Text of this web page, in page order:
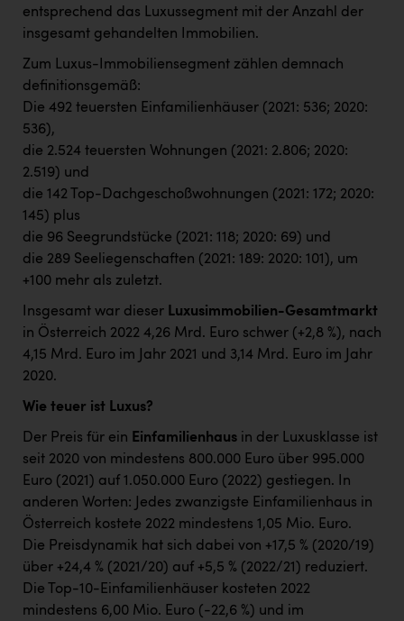
entsprechend das Luxussegment mit der Anzahl der
insgesamt gehandelten Immobilien.
Zum Luxus-Immobiliensegment zählen demnach
definitionsgemäß:
Die 492 teuersten Einfamilienhäuser (2021: 536; 2020:
536),
die 2.524 teuersten Wohnungen (2021: 2.806; 2020:
2.519) und
die 142 Top-Dachgeschoßwohnungen (2021: 172; 2020:
145) plus
die 96 Seegrundstücke (2021: 118; 2020: 69) und
die 289 Seeliegenschaften (2021: 189: 2020: 101), um
+100 mehr als zuletzt.
Insgesamt war dieser Luxusimmobilien-Gesamtmarkt
in Österreich 2022 4,26 Mrd. Euro schwer (+2,8 %), nach
4,15 Mrd. Euro im Jahr 2021 und 3,14 Mrd. Euro im Jahr
2020.
Wie teuer ist Luxus?
Der Preis für ein Einfamilienhaus in der Luxusklasse ist
seit 2020 von mindestens 800.000 Euro über 995.000
Euro (2021) auf 1.050.000 Euro (2022) gestiegen. In
anderen Worten: Jedes zwanzigste Einfamilienhaus in
Österreich kostete 2022 mindestens 1,05 Mio. Euro.
Die Preisdynamik hat sich dabei von +17,5 % (2020/19)
über +24,4 % (2021/20) auf +5,5 % (2022/21) reduziert.
Die Top-10-Einfamilienhäuser kosteten 2022
mindestens 6,00 Mio. Euro (-22,6 %) und im